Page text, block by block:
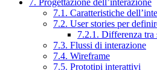
7. Progettazione dell’interazione
7.1. Caratteristiche
7.2. User stories per
7.2.1. Differenza tra
7.3. Flussi di interazione
7.4. Wireframe
7.5. Prototipi interattivi